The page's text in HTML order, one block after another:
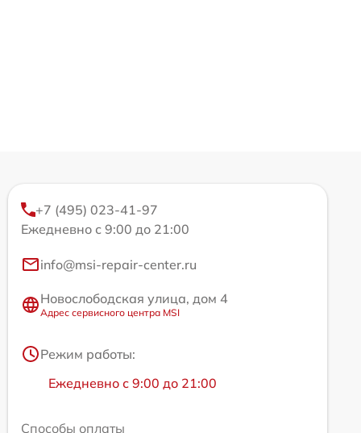
+7 (495) 023-41-97
Ежедневно с 9:00 до 21:00
info@msi-repair-center.ru
Новослободская улица, дом 4
Адрес сервисного центра MSI
Режим работы:
Ежедневно с 9:00 до 21:00
Способы оплаты